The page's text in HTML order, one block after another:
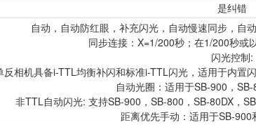
是纠错
自动，自动防红眼，补充闪光，自动慢速同步，自
同步连接：X=1/200秒；在1/200秒或
闪光控制:
相机具备i-TTL均衡补闪和标准i-TTL闪光，适用于内置
自动光圈：适用于SB-900，
非TTL自动闪光: 支持SB-900，SB-800，SB-80DX，
距离优先手动：适用于SB-